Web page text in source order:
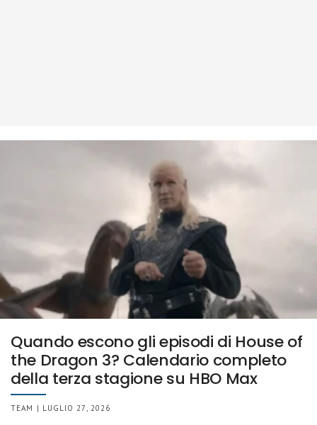
Quando escono gli episodi di House of
the Dragon 3? Calendario completo
della terza stagione su HBO Max
TEAM | LUGLIO 27, 2026